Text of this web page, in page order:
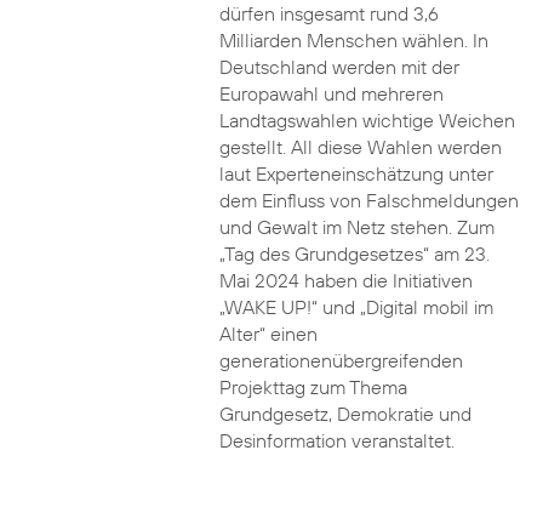
dürfen insgesamt rund 3,6
Milliarden Menschen wählen. In
Deutschland werden mit der
Europawahl und mehreren
Landtagswahlen wichtige Weichen
gestellt. All diese Wahlen werden
laut Experteneinschätzung unter
dem Einfluss von Falschmeldungen
und Gewalt im Netz stehen. Zum
„Tag des Grundgesetzes“ am 23.
Mai 2024 haben die Initiativen
„WAKE UP!“ und „Digital mobil im
Alter“ einen
generationenübergreifenden
Projekttag zum Thema
Grundgesetz, Demokratie und
Desinformation veranstaltet.